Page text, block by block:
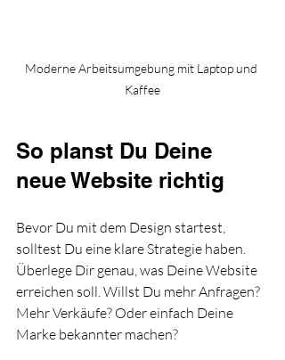
Moderne Arbeitsumgebung mit Laptop und
Kaffee
So planst Du Deine
neue Website richtig
Bevor Du mit dem Design startest,
solltest Du eine klare Strategie haben.
Überlege Dir genau, was Deine Website
erreichen soll. Willst Du mehr Anfragen?
Mehr Verkäufe? Oder einfach Deine
Marke bekannter machen?